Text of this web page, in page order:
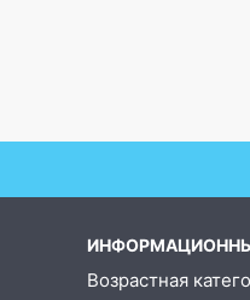
В
движение
14:23 67%
им повысят
14:01
получили
Возрастная